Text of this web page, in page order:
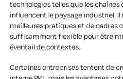
technologies telles que les chaînes
influencent le paysage industriel.
meilleures pratiques et de cadres
suffisamment flexible pour être
éventail de contextes.
Certaines entreprises tentent de